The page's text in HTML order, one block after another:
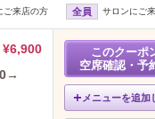
ご来店の方 全員 サロンにご
¥6,900
このクーポ
空席確認・予
メニューを追加